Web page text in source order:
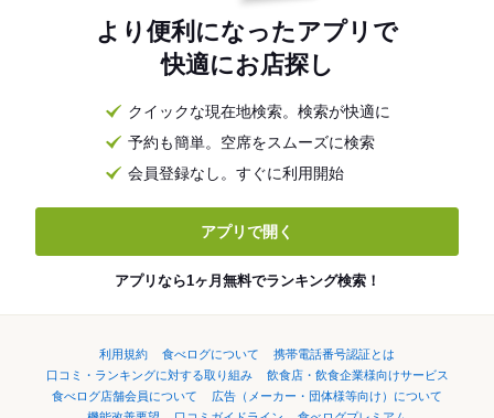
より便利になったアプリで
快適にお店探し
クイックな現在地検索。検索が快適に
予約も簡単。空席をスムーズに検索
会員登録なし。すぐに利用開始
アプリで開く
アプリなら1ヶ月無料でランキング検索！
利用規約 食べログについて
携帯電話番号認証とは
口コミ・ランキングに対する取り組み
飲食店・飲食企業様向けサービス
食べログ店舗会員について
広告（メーカー・団体様等向け）について